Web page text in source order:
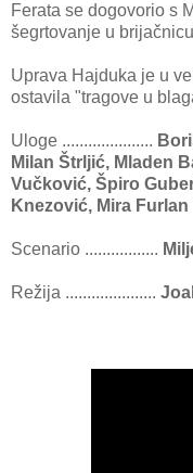
Ferata se dogovorio s
šegrtovanje u
Uprava Hajduka je u
ostavila "tragove u
Uloge .....................
Milan Štrljić, Mladen
Vučković, Špiro
Knezović, Mira Furlan
Scenario .................
Režija .....................